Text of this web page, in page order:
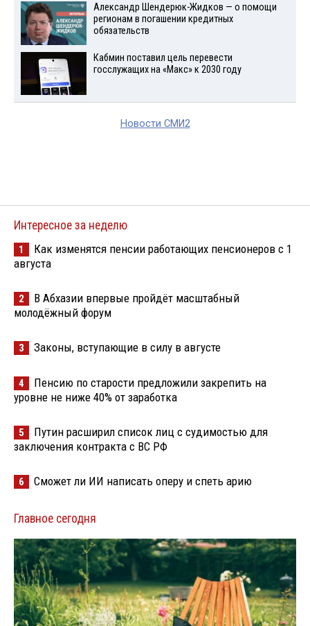
Александр Шендерюк-Жидков — о помощи
регионам в погашении кредитных
обязательств
Кабмин поставил цель перевести
госслужащих на «Макс» к 2030 году
Новости СМИ2
Интересное за неделю
1
Как изменятся пенсии работающих пенсионеров с 1
августа
2
В Абхазии впервые пройдёт масштабный
молодёжный форум
3 Законы, вступающие в силу в августе
4
Пенсию по старости предложили закрепить на
уровне не ниже 40% от заработка
5
Путин расширил список лиц с судимостью для
заключения контракта с ВС РФ
6 Сможет ли ИИ написать оперу и спеть арию
Главное сегодня